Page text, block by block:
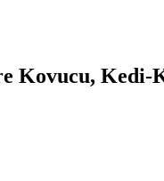
Kovucu,